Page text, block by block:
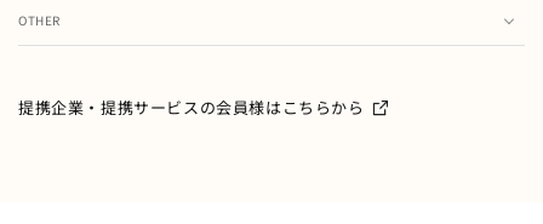
注文履歴
メールマガジン
て
OTHER
ご利用ガイド
提携企業・提携サービスの会員様はこちらから